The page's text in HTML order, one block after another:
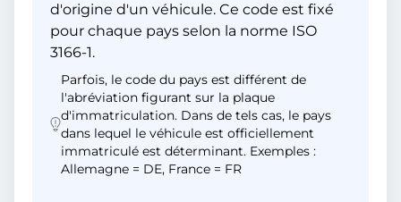
d'origine d'un véhicule. Ce code est fixé
pour chaque pays selon la norme ISO
3166-1.
Parfois, le code du pays est différent de
l'abréviation figurant sur la plaque
d'immatriculation. Dans de tels cas, le pays
dans lequel le véhicule est officiellement
immatriculé est déterminant. Exemples :
Allemagne = DE, France = FR